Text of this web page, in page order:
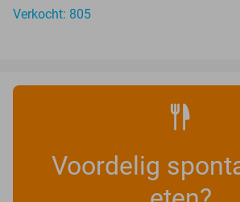
Verkocht: 805
Voordelig